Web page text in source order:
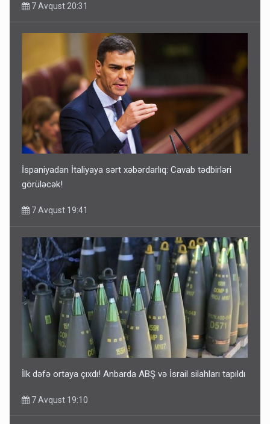
7 Avqust 20:31
İspaniyadan İtaliyaya sərt xəbərdarlıq: Cavab tədbirləri
görüləcək!
7 Avqust 19:41
İlk dəfə ortaya çıxdı! Anbarda ABŞ və İsrail silahları tapıldı
7 Avqust 19:10